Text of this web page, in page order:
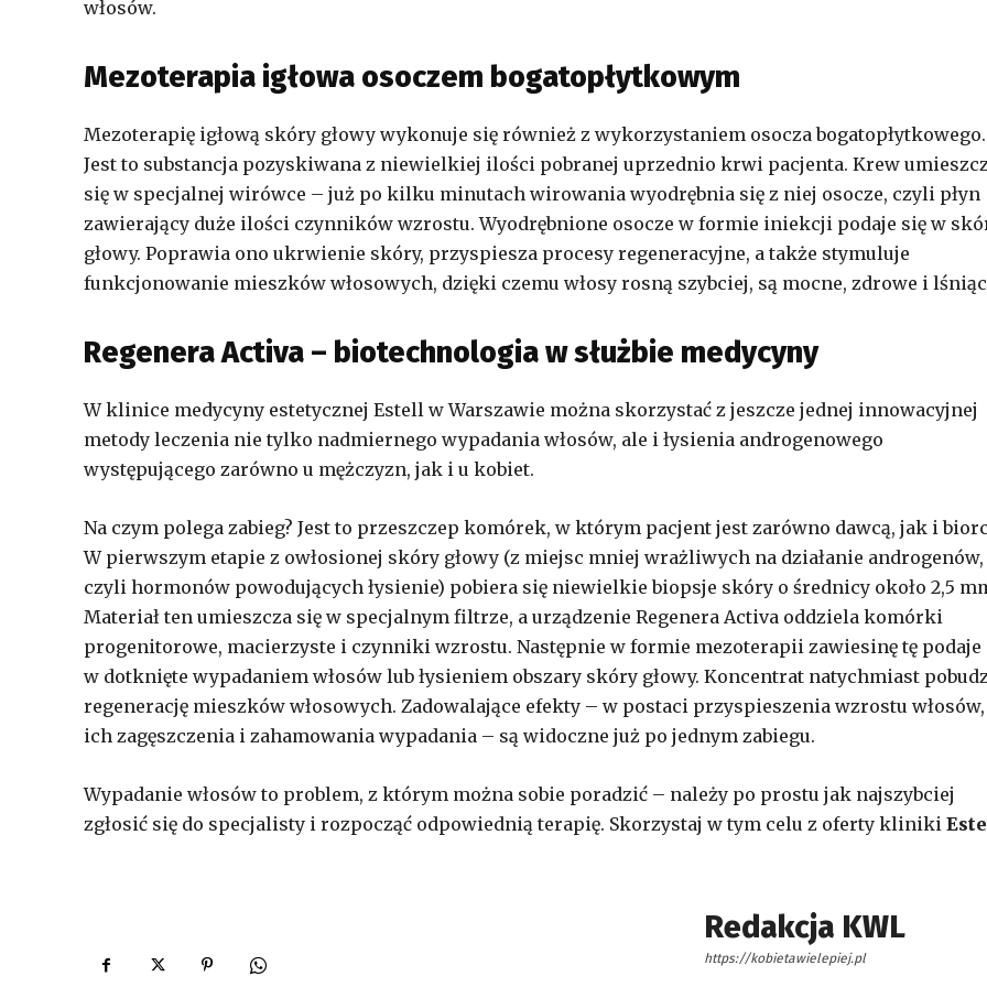
włosów.
Mezoterapia igłowa osoczem bogatopłytkowym
Mezoterapię igłową skóry głowy wykonuje się również z wykorzystaniem osocza bogatopłytkowego.
Jest to substancja pozyskiwana z niewielkiej ilości pobranej uprzednio krwi pacjenta. Krew
się w specjalnej wirówce – już po kilku minutach wirowania wyodrębnia się z niej osocze, czyli płyn
zawierający duże ilości czynników wzrostu. Wyodrębnione osocze w formie iniekcji podaje się w
głowy. Poprawia ono ukrwienie skóry, przyspiesza procesy regeneracyjne, a także stymuluje
funkcjonowanie mieszków włosowych, dzięki czemu włosy rosną szybciej, są mocne, zdrowe i
Regenera Activa – biotechnologia w służbie medycyny
W klinice medycyny estetycznej Estell w Warszawie można skorzystać z jeszcze jednej innowacyjnej
metody leczenia nie tylko nadmiernego wypadania włosów, ale i łysienia androgenowego
występującego zarówno u mężczyzn, jak i u kobiet.
Na czym polega zabieg? Jest to przeszczep komórek, w którym pacjent jest zarówno dawcą, jak i
W pierwszym etapie z owłosionej skóry głowy (z miejsc mniej wrażliwych na działanie androgenów,
czyli hormonów powodujących łysienie) pobiera się niewielkie biopsje skóry o średnicy około 2,5
Materiał ten umieszcza się w specjalnym filtrze, a urządzenie Regenera Activa oddziela komórki
progenitorowe, macierzyste i czynniki wzrostu. Następnie w formie mezoterapii zawiesinę tę podaje
w dotknięte wypadaniem włosów lub łysieniem obszary skóry głowy. Koncentrat natychmiast
regenerację mieszków włosowych. Zadowalające efekty – w postaci przyspieszenia wzrostu włosów,
ich zagęszczenia i zahamowania wypadania – są widoczne już po jednym zabiegu.
Wypadanie włosów to problem, z którym można sobie poradzić – należy po prostu jak najszybciej
zgłosić się do specjalisty i rozpocząć odpowiednią terapię. Skorzystaj w tym celu z oferty kliniki
Redakcja KWL
https://kobietawielepiej.pl